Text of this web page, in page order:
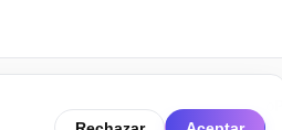
DevolucionesGestionar pedido